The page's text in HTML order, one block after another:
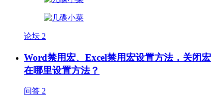
论坛 2
Word禁用宏、Excel禁用宏设置方法，关闭宏
在哪里设置方法？
问答 2